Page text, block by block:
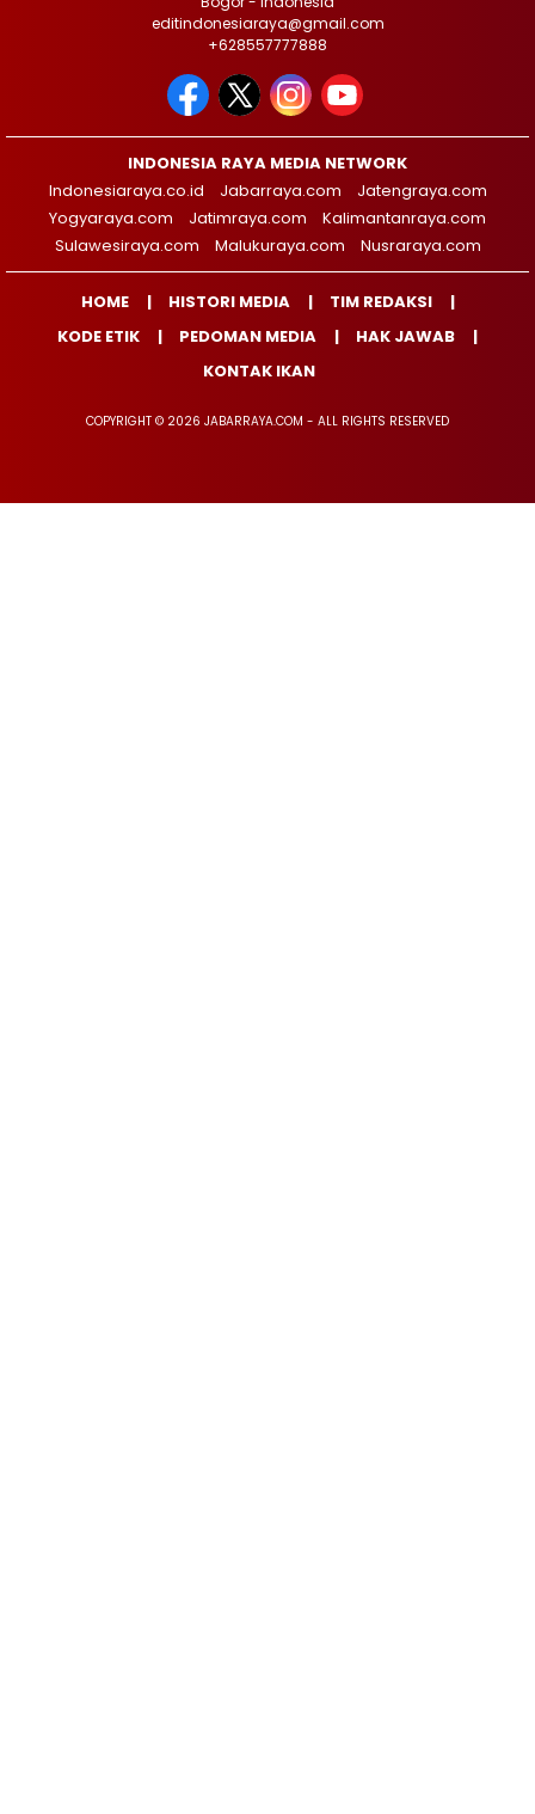
editindonesiaraya@gmail.com
+628557777888
INDONESIA RAYA MEDIA NETWORK
Indonesiaraya.co.id
Jabarraya.com
Jatengraya.com
Yogyaraya.com
Jatimraya.com
Kalimantanraya.com
Sulawesiraya.com
Malukuraya.com Nusraraya.com
HOME HISTORI MEDIA
TIM REDAKSI
KODE ETIK
PEDOMAN MEDIA
HAK JAWAB
KONTAK IKAN
COPYRIGHT © 2026 JABARRAYA.COM - ALL RIGHTS RESERVED